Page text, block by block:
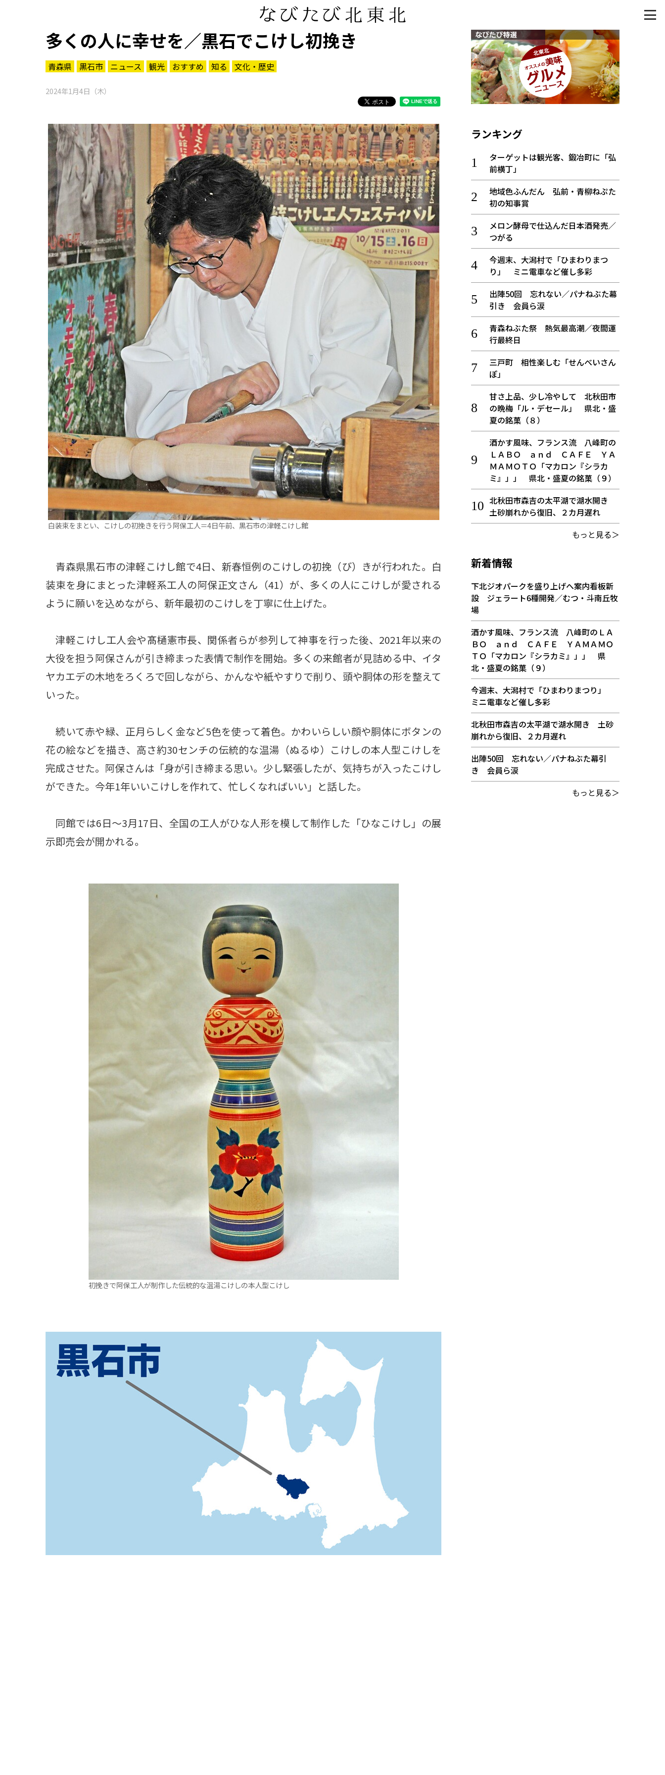
多くの人に幸せを／黒石でこけし初挽き
青森県 黒石市 ニュース 観光 おすすめ 知る 文化・歴史
2024年1月4日（木）
白装束をまとい、こけしの初挽きを行う阿保工人＝4日午前、黒石市の津軽こけし館
青森県黒石市の津軽こけし館で4日、新春恒例のこけしの初挽（び）きが行われた。白
装束を身にまとった津軽系工人の阿保正文さん（41）が、多くの人にこけしが愛される
ように願いを込めながら、新年最初のこけしを丁寧に仕上げた。
津軽こけし工人会や髙樋憲市長、関係者らが参列して神事を行った後、2021年以来の
大役を担う阿保さんが引き締まった表情で制作を開始。多くの来館者が見詰める中、イタ
ヤカエデの木地をろくろで回しながら、かんなや紙やすりで削り、頭や胴体の形を整えて
いった。
続いて赤や緑、正月らしく金など5色を使って着色。かわいらしい顔や胴体にボタンの
花の絵などを描き、高さ約30センチの伝統的な温湯（ぬるゆ）こけしの本人型こけしを
完成させた。阿保さんは「身が引き締まる思い。少し緊張したが、気持ちが入ったこけし
ができた。今年1年いいこけしを作れて、忙しくなればいい」と話した。
同館では6日～3月17日、全国の工人がひな人形を模して制作した「ひなこけし」の展
示即売会が開かれる。
初挽きで阿保工人が制作した伝統的な温湯こけしの本人型こけし
ランキング
ターゲットは観光客、鍛冶町に「弘
前横丁」
地域色ふんだん 弘前・青柳ねぷた
初の知事賞
メロン酵母で仕込んだ日本酒発売／
つがる
今週末、大潟村で「ひまわりまつ
り」 ミニ電車など催し多彩
出陣50回 忘れない／パナねぶた幕
引き 会員ら涙
青森ねぶた祭 熱気最高潮／夜間運
行最終日
三戸町 相性楽しむ「せんべいさん
ぽ」
甘さ上品、少し冷やして 北秋田市
の晩梅「ル・デセール」 県北・盛
夏の銘菓（８）
酒かす風味、フランス流 八峰町の
ＬＡＢＯ ａｎｄ ＣＡＦＥ ＹＡ
ＭＡＭＯＴＯ「マカロン『シラカ
ミ』」」 県北・盛夏の銘菓（９）
北秋田市森吉の太平湖で湖水開き
土砂崩れから復旧、２カ月遅れ
もっと見る＞
新着情報
下北ジオパークを盛り上げへ案内看板新
設 ジェラート6種開発／むつ・斗南丘牧
場
酒かす風味、フランス流 八峰町のＬＡ
ＢＯ ａｎｄ ＣＡＦＥ ＹＡＭＡＭＯ
ＴＯ「マカロン『シラカミ』」」 県
北・盛夏の銘菓（９）
今週末、大潟村で「ひまわりまつり」
ミニ電車など催し多彩
北秋田市森吉の太平湖で湖水開き 土砂
崩れから復旧、２カ月遅れ
出陣50回 忘れない／パナねぶた幕引
き 会員ら涙
もっと見る＞
パワースポット
まつり・イベント
おみやげ・特産
道の駅・産直
アウトドア・レジャー
ご当地グルメ